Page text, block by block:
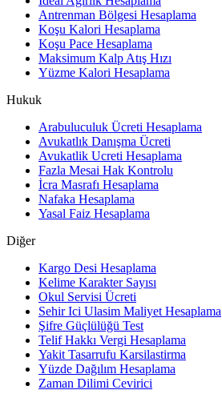
Antrenman Bölgesi Hesaplama
Koşu Kalori Hesaplama
Koşu Pace Hesaplama
Maksimum Kalp Atış Hızı
Yüzme Kalori Hesaplama
Hukuk
Arabuluculuk Ücreti Hesaplama
Avukatlık Danışma Ücreti
Avukatlik Ucreti Hesaplama
Fazla Mesai Hak Kontrolu
İcra Masrafı Hesaplama
Nafaka Hesaplama
Yasal Faiz Hesaplama
Diğer
Kargo Desi Hesaplama
Kelime Karakter Sayısı
Okul Servisi Ücreti
Sehir Ici Ulasim Maliyet Hesaplama
Şifre Güçlülüğü Test
Telif Hakkı Vergi Hesaplama
Yakit Tasarrufu Karsilastirma
Yüzde Dağılım Hesaplama
Zaman Dilimi Cevirici